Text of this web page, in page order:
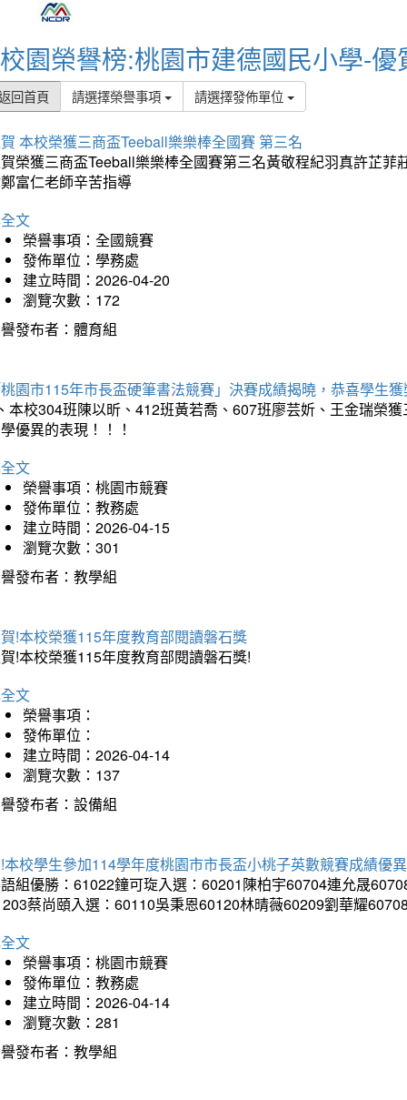
校園榮譽榜:桃園市建德國民小學-優
回首頁 請選擇榮譽事項 請選擇發佈單位
本校榮獲三商盃Teeball樂樂棒全國賽 第三名
榮獲三商盃Teeball樂樂棒全國賽第三名黃敬程紀羽真許芷
富仁老師辛苦指導
文
榮譽事項：全國競賽
發佈單位：學務處
建立時間：2026-04-20
瀏覽次數：172
發布者：體育組
園市115年市長盃硬筆書法競賽」決賽成績揭曉，恭喜學生
本校304班陳以昕、412班黃若喬、607班廖芸妡、王金瑞榮
優異的表現！！！
文
榮譽事項：桃園市競賽
發佈單位：教務處
建立時間：2026-04-15
瀏覽次數：301
發布者：教學組
!本校榮獲115年度教育部閱讀磐石獎
!本校榮獲115年度教育部閱讀磐石獎!
文
榮譽事項：
發佈單位：
建立時間：2026-04-14
瀏覽次數：137
發布者：設備組
本校學生參加114學年度桃園市市長盃小桃子英數競賽成績優
組優勝：61022鐘可琁入選：60201陳柏宇60704連允晟
蔡尚頤入選：60110吳秉恩60120林晴薇60209劉華耀
文
榮譽事項：桃園市競賽
發佈單位：教務處
建立時間：2026-04-14
瀏覽次數：281
發布者：教學組